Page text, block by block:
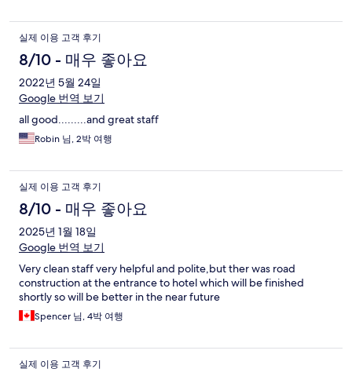
실제 이용 고객 후기
8/10 - 매우 좋아요
2022년 5월 24일
Google 번역 보기
all good.........and great staff
Robin 님, 2박 여행
실제 이용 고객 후기
8/10 - 매우 좋아요
2025년 1월 18일
Google 번역 보기
Very clean staff very helpful and polite,but ther was road
construction at the entrance to hotel which will be finished
shortly so will be better in the near future
Spencer 님, 4박 여행
실제 이용 고객 후기